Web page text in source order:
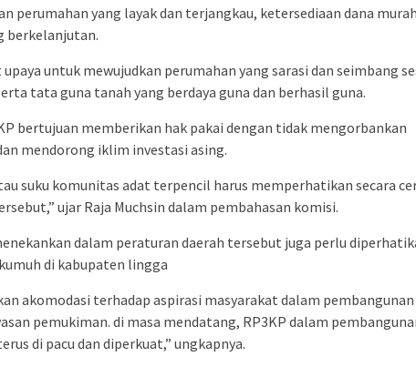
perumahan yang layak dan terjangkau, ketersediaan dana murah
berkelanjutan.
untuk mewujudkan perumahan yang sarasi dan seimbang
tata guna tanah yang berdaya guna dan berhasil guna.
bertujuan memberikan hak pakai dengan tidak mengorbankan
mendorong iklim investasi asing.
suku komunitas adat terpencil harus memperhatikan secara
ujar Raja Muchsin dalam pembahasan komisi.
dalam peraturan daerah tersebut juga perlu
di kabupaten lingga
akomodasi terhadap aspirasi masyarakat dalam pembangunan
pemukiman. di masa mendatang, RP3KP dalam
di pacu dan diperkuat,” ungkapnya.